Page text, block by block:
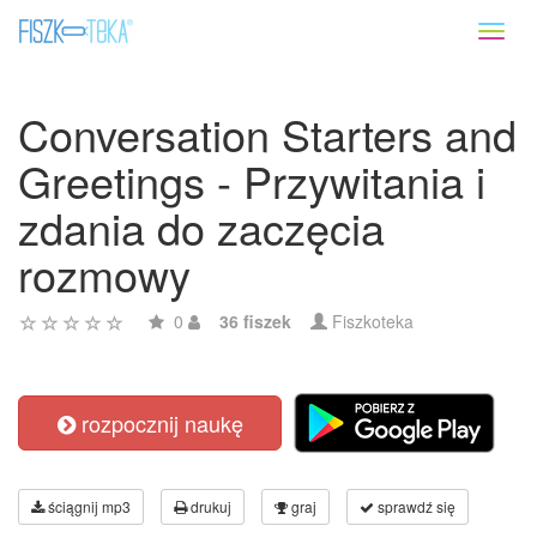
Conversation Starters and
Greetings - Przywitania i
zdania do zaczęcia
rozmowy
0 36 fiszek Fiszkoteka
rozpocznij naukę
ściągnij mp3 drukuj graj sprawdź się